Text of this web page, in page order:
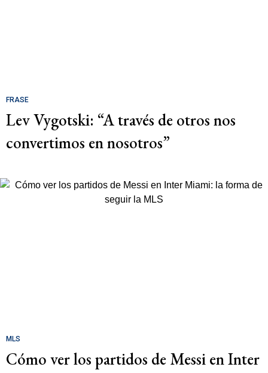
FRASE
Lev Vygotski: “A través de otros nos
convertimos en nosotros”
MLS
Cómo ver los partidos de Messi en Inter